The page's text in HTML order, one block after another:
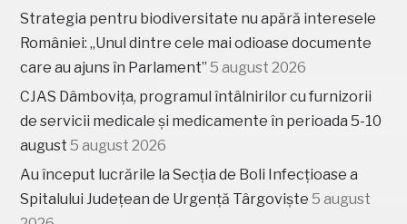
Strategia pentru biodiversitate nu apără interesele
României: „Unul dintre cele mai odioase documente
care au ajuns în Parlament” 5 august 2026
CJAS Dâmbovița, programul întâlnirilor cu furnizorii
de servicii medicale și medicamente în perioada 5-10
august 5 august 2026
Au început lucrările la Secția de Boli Infecțioase a
Spitalului Județean de Urgență Târgoviște 5 august